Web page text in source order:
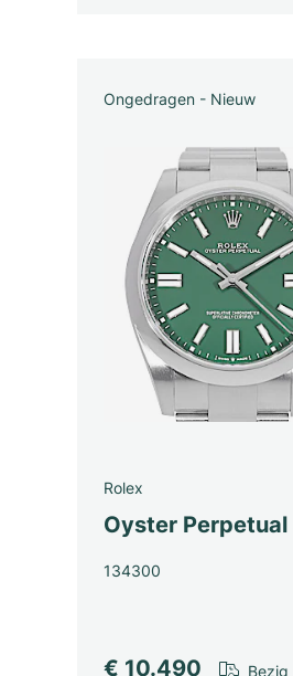
Ongedragen - Nieuw
Rolex
Oyster Perpetual
134300
€ 10.490 Bezig